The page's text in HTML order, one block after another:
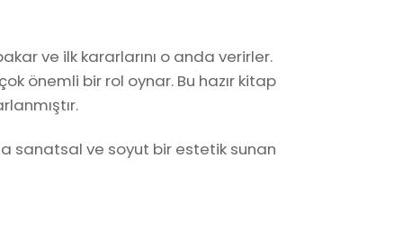
ve ilk kararlarını o anda verirler.
önemli bir rol oynar. Bu hazır kitap
sanatsal ve soyut bir estetik sunan